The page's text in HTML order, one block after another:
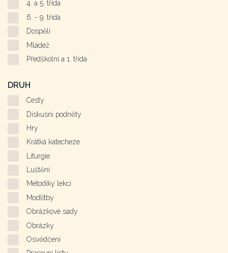
4. a 5. třída
6. - 9. třída
Dospělí
Mládež
Předškolní a 1. třída
DRUH
Cesty
Diskusní podněty
Hry
Krátká katecheze
Liturgie
Luštění
Metodiky lekcí
Modlitby
Obrázkové sady
Obrázky
Osvědčení